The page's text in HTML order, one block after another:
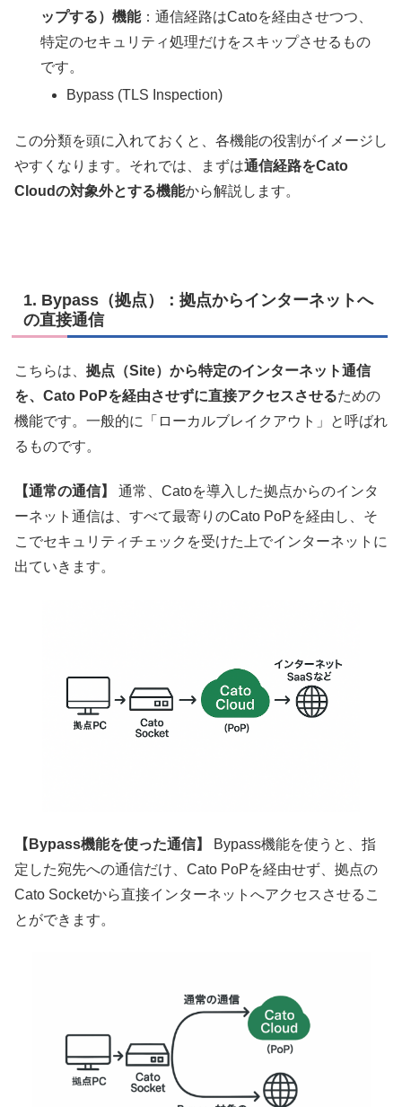
ップする）機能：通信経路はCatoを経由させつつ、
特定のセキュリティ処理だけをスキップさせるもの
です。
Bypass (TLS Inspection)
この分類を頭に入れておくと、各機能の役割がイメージし
やすくなります。それでは、まずは通信経路をCato
Cloudの対象外とする機能から解説します。
1. Bypass（拠点）：拠点からインターネットへ
の直接通信
こちらは、 拠点（Site）から特定のインターネット通信
を、Cato PoPを経由させずに直接アクセスさせるための
機能です。一般的に「ローカルブレイクアウト」と呼ばれ
るものです。
【通常の通信】
通常、Catoを導入した拠点からのインタ
ーネット通信は、すべて最寄りのCato PoPを経由し、そ
こでセキュリティチェックを受けた上でインターネットに
出ていきます。
【Bypass機能を使った通信】
Bypass機能を使うと、指
定した宛先への通信だけ、Cato PoPを経由せず、拠点の
Cato Socketから直接インターネットへアクセスさせるこ
とができます。